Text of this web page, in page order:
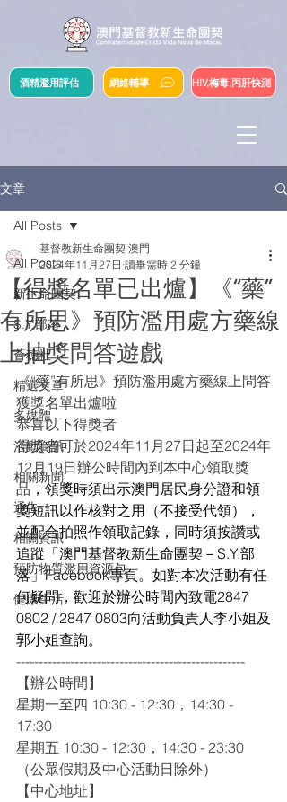
網絡輔導
酒精濫用評估 HIV,梅毒,丙肝快測
文章
All Posts
新生命團契
S.Y.部落
薈穗社
精選文章
多媒體
活動資訊
相關新聞
通告
相關資訊
預防物質濫用資源包
健康生活
All Posts
【得獎名單已出爐】《“藥”
有所思》預防濫用處方藥線
上抽獎問答遊戲
基督教新生命團契 澳門
2024年11月27日 讀畢需時 2 分鐘
《“藥”有所思》預防濫用處方藥線上問答
獲獎名單出爐啦
恭喜以下得獎者
得獎者可於2024年11月27日起至2024年
12月19日辦公時間內到本中心領取獎
品，領獎時須出示澳門居民身分證和領
獎短訊以作核對之用（不接受代領），
並配合拍照作領取記錄，同時須按讚或
追蹤「澳門基督教新生命團契－S.Y.部
落」Facebook專頁。如對本次活動有任
何疑問，歡迎於辦公時間內致電2847
0802 / 2847 0803向活動負責人李小姐及
郭小姐查詢。
---------------------------------------------------
【辦公時間】
星期一至四 10:30 - 12:30，14:30 -
17:30
星期五 10:30 - 12:30，14:30 - 23:30
（公眾假期及中心活動日除外）
【中心地址】